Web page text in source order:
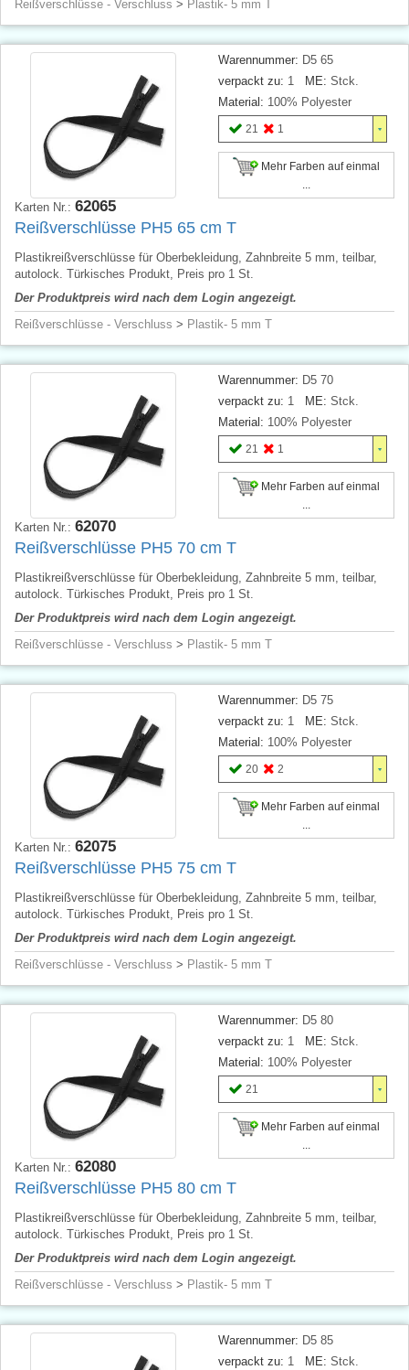
Reißverschlüsse - Verschluss > Plastik- 5 mm T
Warennummer: D5 65
verpackt zu: 1 ME: Stck.
Material: 100% Polyester
21 1
Mehr Farben auf einmal
Karten Nr.: 62065
Reißverschlüsse PH5 65 cm T
Plastikreißverschlüsse für Oberbekleidung, Zahnbreite 5 mm, teilbar,
autolock. Türkisches Produkt, Preis pro 1 St.
Der Produktpreis wird nach dem Login angezeigt.
Reißverschlüsse - Verschluss > Plastik- 5 mm T
Warennummer: D5 70
verpackt zu: 1 ME: Stck.
Material: 100% Polyester
21 1
Mehr Farben auf einmal
Karten Nr.: 62070
Reißverschlüsse PH5 70 cm T
Plastikreißverschlüsse für Oberbekleidung, Zahnbreite 5 mm, teilbar,
autolock. Türkisches Produkt, Preis pro 1 St.
Der Produktpreis wird nach dem Login angezeigt.
Reißverschlüsse - Verschluss > Plastik- 5 mm T
Warennummer: D5 75
verpackt zu: 1 ME: Stck.
Material: 100% Polyester
20 2
Mehr Farben auf einmal
Karten Nr.: 62075
Reißverschlüsse PH5 75 cm T
Plastikreißverschlüsse für Oberbekleidung, Zahnbreite 5 mm, teilbar,
autolock. Türkisches Produkt, Preis pro 1 St.
Der Produktpreis wird nach dem Login angezeigt.
Reißverschlüsse - Verschluss > Plastik- 5 mm T
Warennummer: D5 80
verpackt zu: 1 ME: Stck.
Material: 100% Polyester
21
Mehr Farben auf einmal
Karten Nr.: 62080
Reißverschlüsse PH5 80 cm T
Plastikreißverschlüsse für Oberbekleidung, Zahnbreite 5 mm, teilbar,
autolock. Türkisches Produkt, Preis pro 1 St.
Der Produktpreis wird nach dem Login angezeigt.
Reißverschlüsse - Verschluss > Plastik- 5 mm T
Warennummer: D5 85
verpackt zu: 1 ME: Stck.